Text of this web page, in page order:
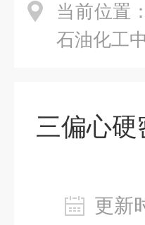
当前位置：
石油化工
三偏心
更